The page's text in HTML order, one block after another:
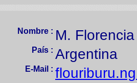
Nombre : M.
País : Argentina
E-Mail :